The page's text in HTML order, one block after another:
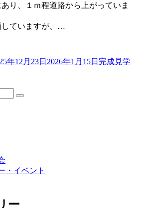
り、１ｍ程道路から上がっていま
していますが、…
年12月23日 2026年1月15日ゴ
完成見学
検
・イベント
ー